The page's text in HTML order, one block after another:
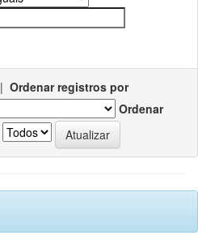
| Ordenar registros por
Ordenar